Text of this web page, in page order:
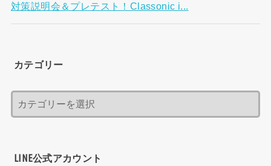
対策説明会＆プレテスト！Classonic i...
カテゴリー
LINE公式アカウント